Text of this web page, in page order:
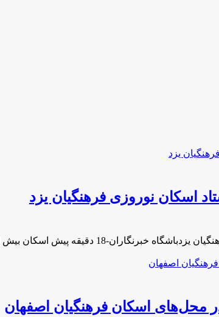
اسکان نوروزی فرهنگیان یزد
دقیقه پیش اسکان بیش از سیصد وهفت …
محل‌های اسکان فرهنگیان اصفهان